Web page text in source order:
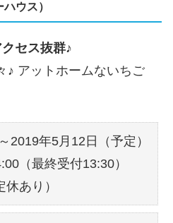
ウス）
セス抜群♪
♪ アットホームないちご
2019年5月12日（予定）
（最終受付13:30）
あり）